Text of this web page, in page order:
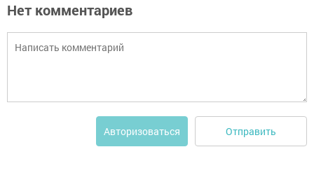
Нет комментариев
Авторизоваться Отправить